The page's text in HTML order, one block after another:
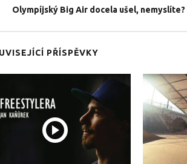
Freeskiingové hovada
Team
1.3.2018
Olympíjský Big Air docela ušel, nemyslíte?
PŘÍSPĚVKY